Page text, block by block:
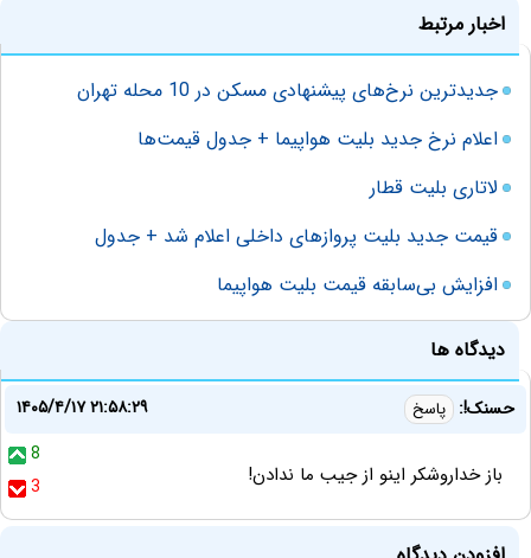
اخبار مرتبط
جدیدترین نرخ‌های پیشنهادی مسکن در 10 محله تهران
اعلام نرخ جدید بلیت هواپیما + جدول قیمت‌ها
لاتاری بلیت قطار
قیمت جدید بلیت پروازهای داخلی اعلام شد + جدول
افزایش بی‌سابقه قیمت بلیت هواپیما
دیدگاه ها
حسنک!: پاسخ
۱۴۰۵/۴/۱۷ ۲۱:۵۸:۲۹
8
3
باز خداروشکر اینو از جیب ما ندادن!